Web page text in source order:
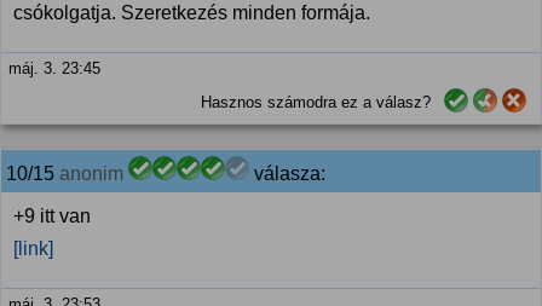
csókolgatja. Szeretkezés minden formája.
máj. 3. 23:45
Hasznos számodra ez a válasz?
10/15 anonim válasza:
+9 itt van
[link]